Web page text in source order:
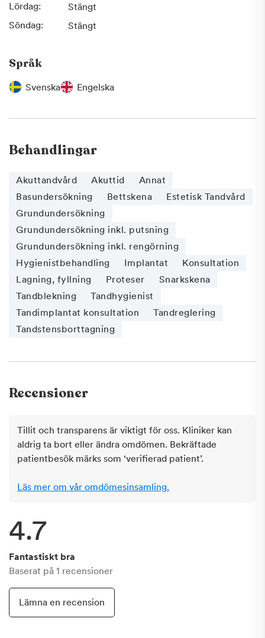
Lördag:
Stängt
Söndag:
Stängt
Språk
Svenska Engelska
Behandlingar
Akuttandvård Akuttid
Annat
Basundersökning
Bettskena
Estetisk Tandvård
Grundundersökning
Grundundersökning inkl. putsning
Grundundersökning inkl. rengörning
Hygienistbehandling
Implantat
Konsultation
Lagning, fyllning
Proteser
Snarkskena
Tandblekning
Tandhygienist
Tandimplantat konsultation
Tandreglering
Tandstensborttagning
Recensioner
Tillit och transparens är viktigt för oss. Kliniker kan
aldrig ta bort eller ändra omdömen. Bekräftade
patientbesök märks som ‘verifierad patient’.
Läs mer om vår omdömesinsamling.
4.7
Fantastiskt bra
Baserat på 1 recensioner
Lämna en recension